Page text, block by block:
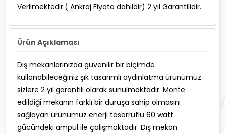
Verilmektedir.( Ankraj Fiyata dahildir) 2 yıl Garantilidir.
Ürün Açıklaması
Dış mekanlarınızda güvenilir bir biçimde
kullanabileceğiniz şık tasarımlı aydınlatma ürünümüz
sizlere 2 yıl garantili olarak sunulmaktadır. Monte
edildiği mekanın farklı bir duruşa sahip olmasını
sağlayan ürünümüz enerji tasarruflu 60 watt
gücündeki ampul ile çalışmaktadır. Dış mekan